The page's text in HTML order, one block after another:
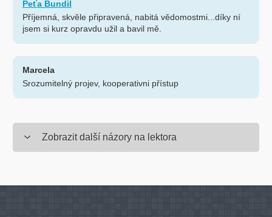
Peťa Bundil
Příjemná, skvěle připravená, nabitá vědomostmi...díky ní
jsem si kurz opravdu užil a bavil mě.
Marcela
Srozumitelný projev, kooperativni přístup
Zobrazit další názory na lektora